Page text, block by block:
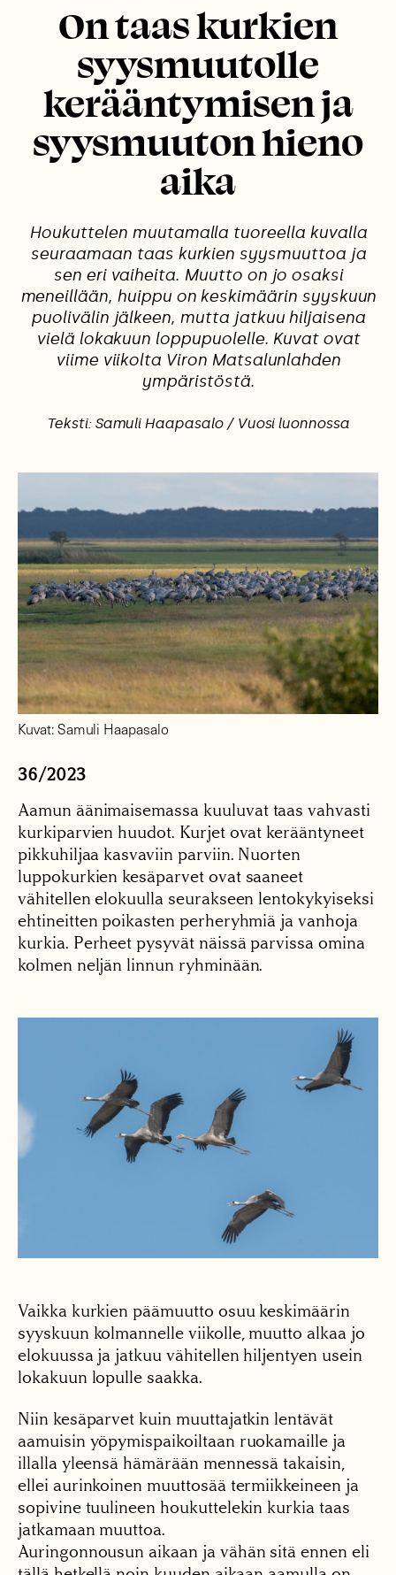
On taas kurkien
syysmuutolle
kerääntymisen ja
syysmuuton hieno
aika
Houkuttelen muutamalla tuoreella kuvalla
seuraamaan taas kurkien syysmuuttoa ja
sen eri vaiheita. Muutto on jo osaksi
meneillään, huippu on keskimäärin syyskuun
puolivälin jälkeen, mutta jatkuu hiljaisena
vielä lokakuun loppupuolelle. Kuvat ovat
viime viikolta Viron Matsalunlahden
ympäristöstä.
Teksti: Samuli Haapasalo / Vuosi luonnossa
Kuvat: Samuli Haapasalo
36/2023
Aamun äänimaisemassa kuuluvat taas vahvasti
kurkiparvien huudot. Kurjet ovat kerääntyneet
pikkuhiljaa kasvaviin parviin. Nuorten
luppokurkien kesäparvet ovat saaneet
vähitellen elokuulla seurakseen lentokykyiseksi
ehtineitten poikasten perheryhmiä ja vanhoja
kurkia. Perheet pysyvät näissä parvissa omina
kolmen neljän linnun ryhminään.
Vaikka kurkien päämuutto osuu keskimäärin
syyskuun kolmannelle viikolle, muutto alkaa jo
elokuussa ja jatkuu vähitellen hiljentyen usein
lokakuun lopulle saakka.
Niin kesäparvet kuin muuttajatkin lentävät
aamuisin yöpymispaikoiltaan ruokamaille ja
illalla yleensä hämärään mennessä takaisin,
ellei aurinkoinen muuttosää termiikkeineen ja
sopivine tuulineen houkuttelekin kurkia taas
jatkamaan muuttoa.
Auringonnousun aikaan ja vähän sitä ennen eli